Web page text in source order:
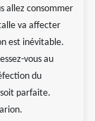
allez consommer
va affecter
est inévitable.
vous au
du
parfaite.